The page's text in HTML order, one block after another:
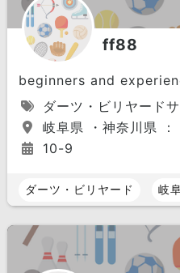
ff88
beginners and
ダーツ・ビリヤード
岐阜県 ・神奈川県
10-9
ダーツ・ビリヤード 岐